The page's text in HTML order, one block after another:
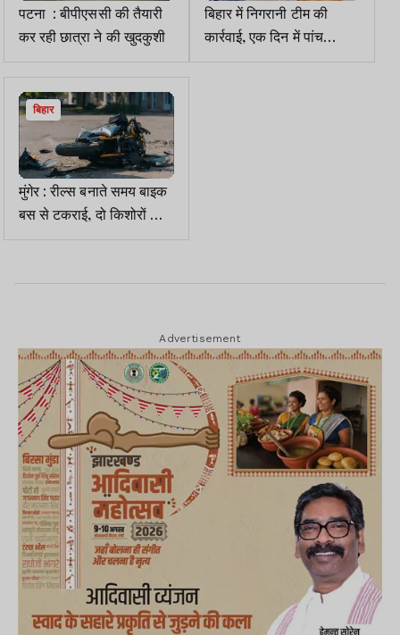
पटना : बीपीएससी की तैयारी
कर रही छात्रा ने की खुदकुशी
बिहार में निगरानी टीम की
कार्रवाई, एक दिन में पांच
घूसखोर अधिकारी पकड़े गए
बिहार
मुंगेर : रील्स बनाते समय बाइक
बस से टकराई, दो किशोरों की
मौत, एक गंभीर
Advertisement